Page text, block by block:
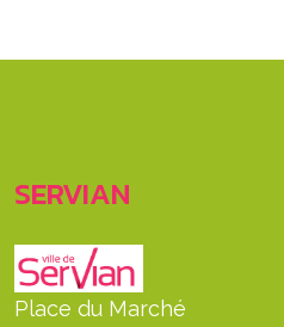
SERVIAN
Place du Marché